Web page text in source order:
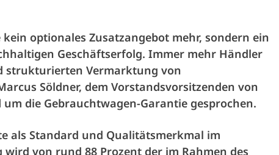
Partnerzy
Właściciel
pojazdu
Partnerzy
Właściciel pojazdu
Kariera
optionales Zusatzangebot mehr, sondern ein
Geschäftserfolg. Immer mehr Händler
strukturierten Vermarktung von
Söldner, dem Vorstandsvorsitzenden von
die Gebrauchtwagen-Garantie gesprochen.
als Standard und Qualitätsmerkmal im
von rund 88 Prozent der im Rahmen des